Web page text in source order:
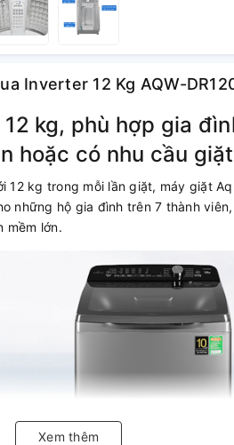
Inverter 12 Kg AQW-
kg, phù hợp gia
hoặc có nhu cầu
kg trong mỗi lần giặt, máy giặt
những hộ gia đình trên 7 thành
mềm lớn.
Xem thêm